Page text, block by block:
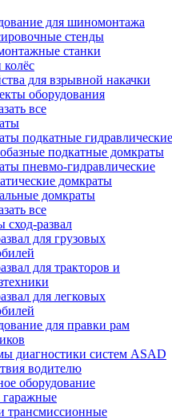
для шиномонтажа
стенды
станки
для взрывной накачки
оборудования
все
подкатные гидравлические
подкатные домкраты
пневмо-гидравлические
домкраты
домкраты
все
сход-развал
для грузовых
для тракторов и
для легковых
для правки рам
диагностики систем ASAD
водителю
оборудование
трансмиссионные